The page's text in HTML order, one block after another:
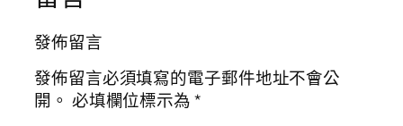
發佈留言
發佈留言必須填寫的電子郵件地址不會公
開。 必填欄位標示為*